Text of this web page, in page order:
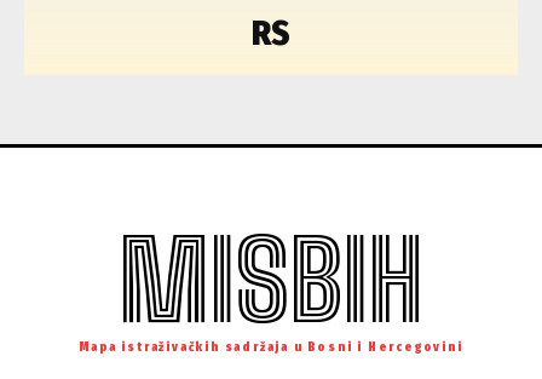
RS
MISBIH
Mapa istraživačkih sadržaja u Bosni i Hercegovini